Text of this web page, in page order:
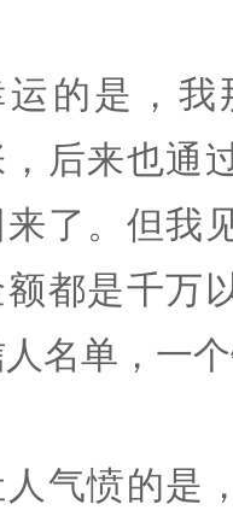
运的是，我
，后来也通
来了。但我
都是千万
名单，一个
气愤的是